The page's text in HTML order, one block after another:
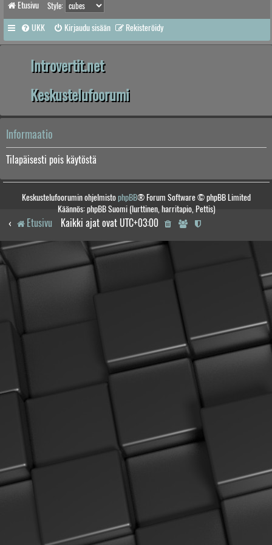
Etusivu Style:
UKK Kirjaudu sisään Rekisteröidy
Introvertit.net
Keskustelufoorumi
Informaatio
Tilapäisesti pois käytöstä
Keskustelufoorumin ohjelmistophpBB® Forum Software © phpBB Limited
Käännös: phpBB Suomi (lurttinen, harritapio, Pettis)
Etusivu Kaikki ajat ovat UTC+03:00